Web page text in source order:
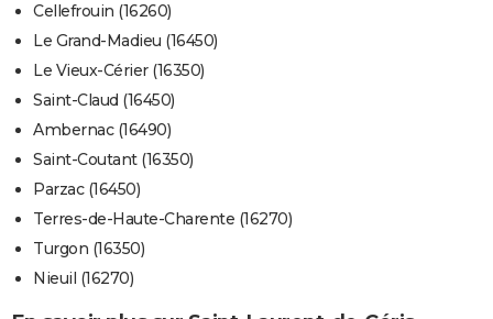
Cellefrouin (16260)
Le Grand-Madieu (16450)
Le Vieux-Cérier (16350)
Saint-Claud (16450)
Ambernac (16490)
Saint-Coutant (16350)
Parzac (16450)
Terres-de-Haute-Charente (16270)
Turgon (16350)
Nieuil (16270)